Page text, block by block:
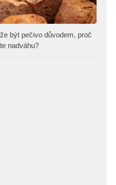
být pečivo důvodem, proč
nadváhu?